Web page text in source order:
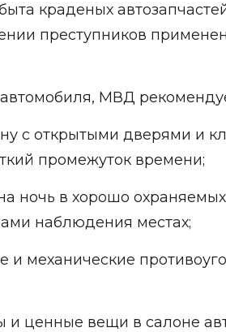
краденых
преступников
МВД
с открытыми дверями и
промежуток времени;
ночь в хорошо
наблюдения местах;
и механические
и ценные вещи в салоне